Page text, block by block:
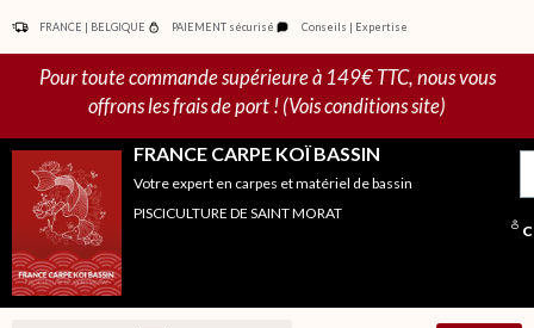
contenu
FRANCE | BELGIQUE PAIEMENT sécurisé Conseils | Expertise
Pour toute commande supérieure à 149€ TTC, nous vous
offrons les frais de port ! (Vois conditions site)
FRANCE CARPE KOÏ BASSIN
Votre expert en carpes et matériel de bassin
PISCICULTURE DE SAINT MORAT